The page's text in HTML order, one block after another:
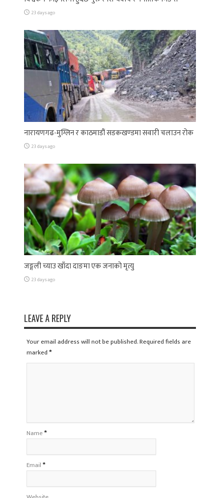
23 days ago
नारायणगढ-मुग्लिन र काठमाडौं सडकखण्डमा सवारी चलाउन रोक
23 days ago
जङ्गली च्याउ खाँदा दाङमा एक जनाको मृत्यु
23 days ago
LEAVE A REPLY
Your email address will not be published. Required fields are
marked*
Name*
Email*